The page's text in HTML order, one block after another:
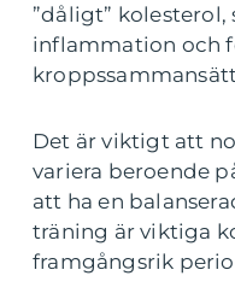
”dåligt” kolesterol,
inflammation och
Det är viktigt att
variera beroende
att ha en
träning är viktiga
framgångsrik